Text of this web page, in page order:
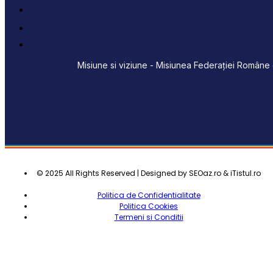
Misiune si viziune - Misiunea Federației
© 2025 All Rights Reserved | Designed by SEOaz.ro & iTistul.ro
Politica de Confidentialitate
Politica Cookies
Termeni si Conditii